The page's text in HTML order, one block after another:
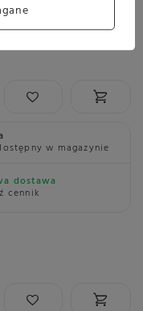
w magazynie
dostawa
cennik